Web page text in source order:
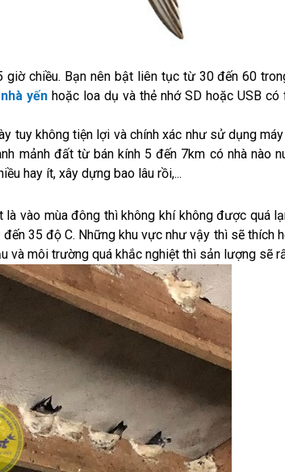
chiều. Bạn nên bật liên tục từ 30 đến 60
yến hoặc loa dụ và thẻ nhớ SD hoặc USB có
tuy không tiện lợi và chính xác như sử dụng
mảnh đất từ bán kính 5 đến 7km có nhà nào
hay ít, xây dựng bao lâu rồi,...
vào mùa đông thì không khí không được quá
35 độ C. Những khu vực như vậy thì sẽ thích
và môi trường quá khắc nghiệt thì sản lượng sẽ